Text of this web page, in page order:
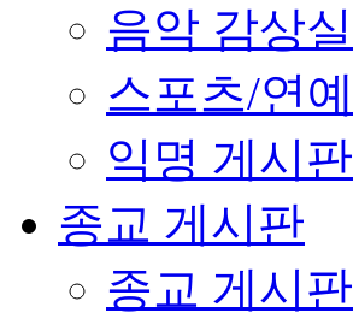
음악 감상실
스포츠/연예
익명 게시판
종교 게시판
종교 게시판